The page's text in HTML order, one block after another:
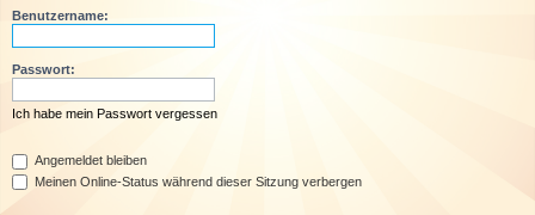
Benutzername:
Passwort:
Ich habe mein Passwort vergessen
Angemeldet bleiben
Meinen Online-Status während dieser Sitzung verbergen